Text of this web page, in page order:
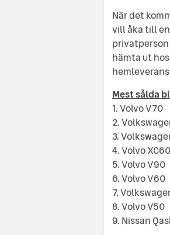
När det
vill åka till
hämta ut
Mest sålda
1. Volvo V70
2.
3.
4. Volvo XC60
5. Volvo V90
6. Volvo V60
7.
8. Volvo V50
9. Nissan